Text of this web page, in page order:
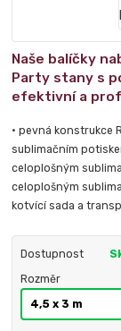
Naše balíčky
Party stany s
efektivní a
• pevná konstrukce
sublimačním
celoplošným
celoplošným
kotvící sada a
Dostupnost
Rozměr